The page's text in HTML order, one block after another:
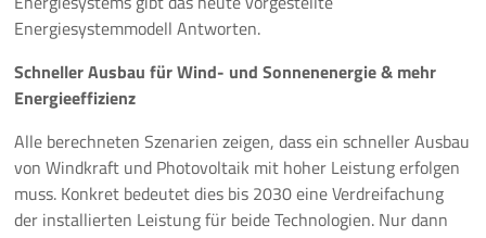
Energiesystemmodell Antworten.
Schneller Ausbau für Wind- und Sonnenenergie & mehr
Energieeffizienz
Alle berechneten Szenarien zeigen, dass ein schneller Ausbau
von Windkraft und Photovoltaik mit hoher Leistung erfolgen
muss. Konkret bedeutet dies bis 2030 eine Verdreifachung
der installierten Leistung für beide Technologien. Nur dann